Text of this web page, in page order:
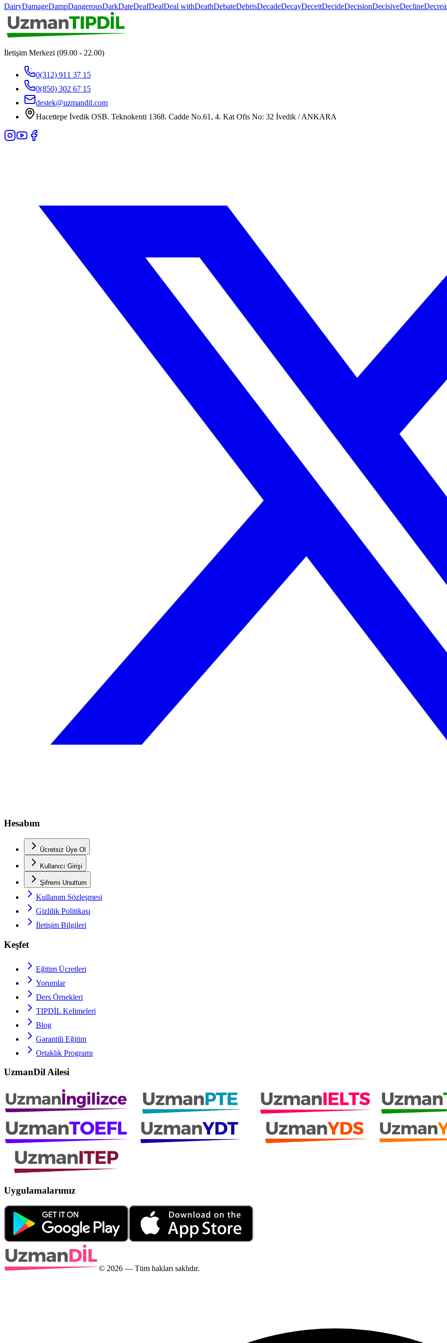
DairyDamageDampDangerousDarkDateDeafDealDeal withDeathDebateDebrisDecadeDecayDeceitDecideDecisionDecisiveDecline
İletişim Merkezi (09.00 - 22.00)
0(312) 911 37 15
0(850) 302 67 15
destek@uzmandil.com
Hacettepe İvedik OSB. Teknokenti 1368. Cadde No.61, 4. Kat Ofis No: 32 İvedik / ANKARA
Hesabım
Ücretsiz Üye Ol
Kullanıcı Girişi
Şifremi Unuttum
Kullanım Sözleşmesi
Gizlilik Politikası
İletişim Bilgileri
Keşfet
Eğitim Ücretleri
Yorumlar
Ders Örnekleri
TIPDİL Kelimeleri
Blog
Garantili Eğitim
Ortaklık Programı
UzmanDil Ailesi
Uygulamalarımız
© 2026 — Tüm hakları saklıdır.